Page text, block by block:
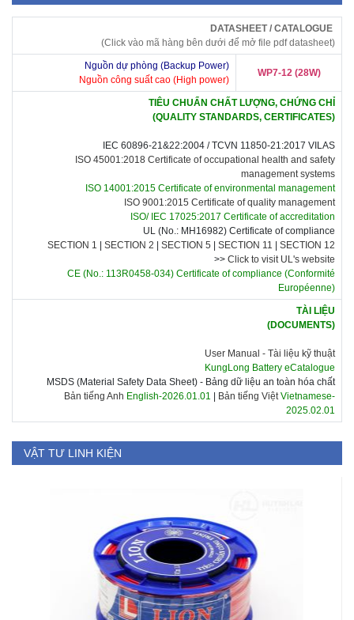
DATASHEET / CATALOGUE
(Click vào mã hàng bên dưới để mở file pdf datasheet)
Nguồn dự phòng (Backup Power)
Nguồn công suất cao (High power)
WP7-12 (28W)
TIÊU CHUẨN CHẤT LƯỢNG, CHỨNG CHỈ
(QUALITY STANDARDS, CERTIFICATES)
IEC 60896-21&22:2004 /TCVN 11850-21:2017 VILAS
ISO 45001:2018 Certificate of occupational health and safety
management systems
ISO 14001:2015 Certificate of environmental management
ISO 9001:2015 Certificate of quality management
ISO/ IEC 17025:2017 Certificate of accreditation
UL (No.: MH16982) Certificate of compliance
SECTION 1
SECTION 2 SECTION 5 SECTION 11
SECTION 12
>> Click to visit UL's website
CE (No.: 113R0458-034) Certificate of compliance (Conformité
Européenne)
TÀI LIỆU
(DOCUMENTS)
User Manual - Tài liệu kỹ thuật
KungLong Battery eCatalogue
MSDS (Material Safety Data Sheet) - Bảng dữ liệu an toàn hóa chất
Bản tiếng Anh English-2026.01.01 Bản tiếng ViệtVietnamese-
2025.02.01
VẬT TƯ LINH KIỆN